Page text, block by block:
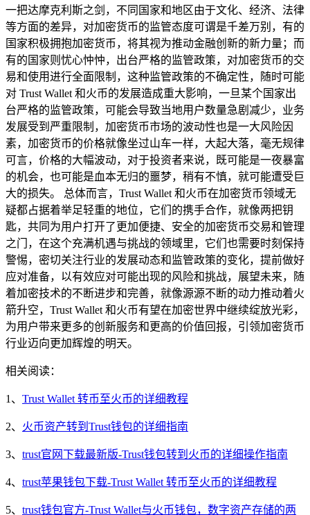
一把达摩克利斯之剑，不同国家和地区由于文化、经济、法律
等方面的差异，对加密货币的监管态度可谓是千差万别，有的
国家积极拥抱加密货币，将其视为推动金融创新的新力量；而
有的国家则忧心忡忡，出台严格的监管政策，对加密货币的交
易和使用进行全面限制，这种监管政策的不确定性，随时可能
对 Trust Wallet 和火币的发展造成重大影响，一旦某个国家出
台严格的监管政策，可能会导致当地用户数量急剧减少，业务
发展受到严重限制，加密货币市场的波动性也是一大风险因
素，加密货币的价格就像坐过山车一样，大起大落，毫无规律
可言，价格的大幅波动，对于投资者来说，既可能是一夜暴富
的机会，也可能是血本无归的噩梦，稍有不慎，就可能遭受巨
大的损失。 总体而言，Trust Wallet 和火币在加密货币领域无
疑都占据着举足轻重的地位，它们的携手合作，就像两把钥
匙，共同为用户打开了更加便捷、安全的加密货币交易和管理
之门，在这个充满机遇与挑战的领域里，它们也需要时刻保持
警惕，密切关注行业的发展动态和监管政策的变化，提前做好
应对准备，以有效应对可能出现的风险和挑战，展望未来，随
着加密技术的不断进步和完善，就像源源不断的动力推动着火
箭升空，Trust Wallet 和火币有望在加密世界中继续绽放光彩，
为用户带来更多的创新服务和更高的价值回报，引领加密货币
行业迈向更加辉煌的明天。
相关阅读：
1、 Trust Wallet 转币至火币的详细教程
2、 火币资产转到Trust钱包的详细指南
3、 trust官网下载最新版-Trust钱包转到火币的详细操作指南
4、 trust苹果钱包下载-Trust Wallet 转币至火币的详细教程
5、 trust钱包官方-Trust Wallet与火币钱包，数字资产存储的两